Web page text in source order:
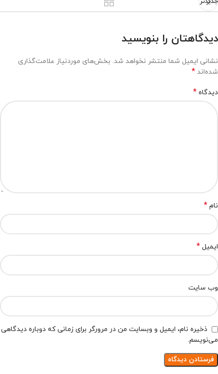
دیدگاهتان را بنویسید
نشانی ایمیل شما منتشر نخواهد شد. بخش‌های موردنیاز علامت‌گذاری
شده‌اند *
دیدگاه *
نام *
ایمیل *
وب‌ سایت
ذخیره نام، ایمیل و وبسایت من در مرورگر برای زمانی که دوباره دیدگاهی
می‌نویسم.